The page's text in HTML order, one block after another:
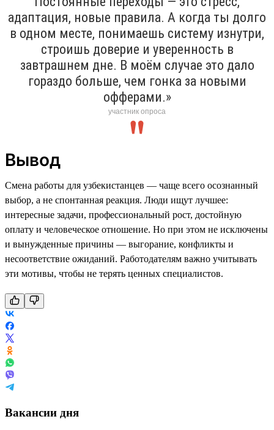
адаптация, новые правила. А когда ты долго
в одном месте, понимаешь систему изнутри,
строишь доверие и уверенность в
завтрашнем дне. В моём случае это дало
гораздо больше, чем гонка за новыми
офферами.»
участник опроса
Вывод
Смена работы для узбекистанцев — чаще всего осознанный
выбор, а не спонтанная реакция. Люди ищут лучшее:
интересные задачи, профессиональный рост, достойную
оплату и человеческое отношение. Но при этом не исключены
и вынужденные причины — выгорание, конфликты и
несоответствие ожиданий. Работодателям важно учитывать
эти мотивы, чтобы не терять ценных специалистов.
Вакансии дня